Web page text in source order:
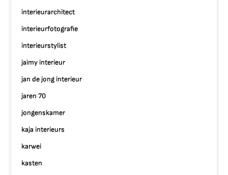
interieurarchitect
interieurfotografie
interieurstylist
jaimy interieur
jan de jong interieur
jaren 70
jongenskamer
kaja interieurs
karwei
kasten